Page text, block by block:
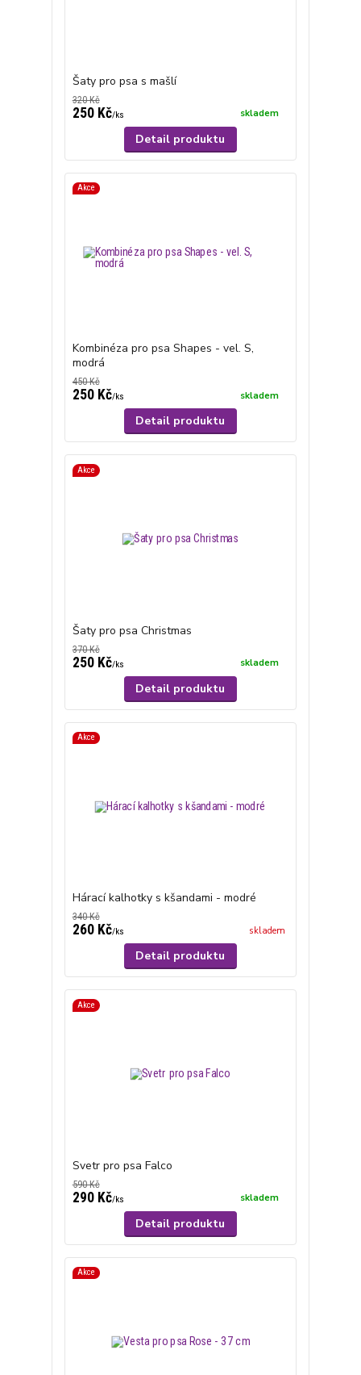
Šaty pro psa s mašlí
320 Kč
250 Kč/ks skladem
Detail produktu
Akce
Kombinéza pro psa Shapes - vel. S,
modrá
450 Kč
250 Kč/ks skladem
Detail produktu
Akce
Šaty pro psa Christmas
370 Kč
250 Kč/ks skladem
Detail produktu
Akce
Hárací kalhotky s kšandami - modré
340 Kč
260 Kč/ks skladem
Detail produktu
Akce
Svetr pro psa Falco
590 Kč
290 Kč/ks skladem
Detail produktu
Akce